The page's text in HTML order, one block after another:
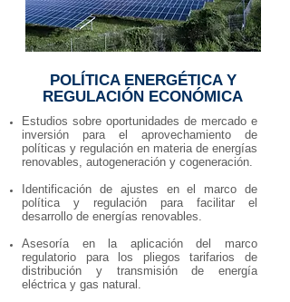
POLÍTICA ENERGÉTICA Y
REGULACIÓN ECONÓMICA
Estudios sobre oportunidades de mercado e
inversión para el aprovechamiento de
políticas y regulación en materia de energías
renovables, autogeneración y cogeneración.
Identificación de ajustes en el marco de
política y regulación para facilitar el
desarrollo de energías renovables.
Asesoría en la aplicación del marco
regulatorio para los pliegos tarifarios de
distribución y transmisión de energía
eléctrica y gas natural.